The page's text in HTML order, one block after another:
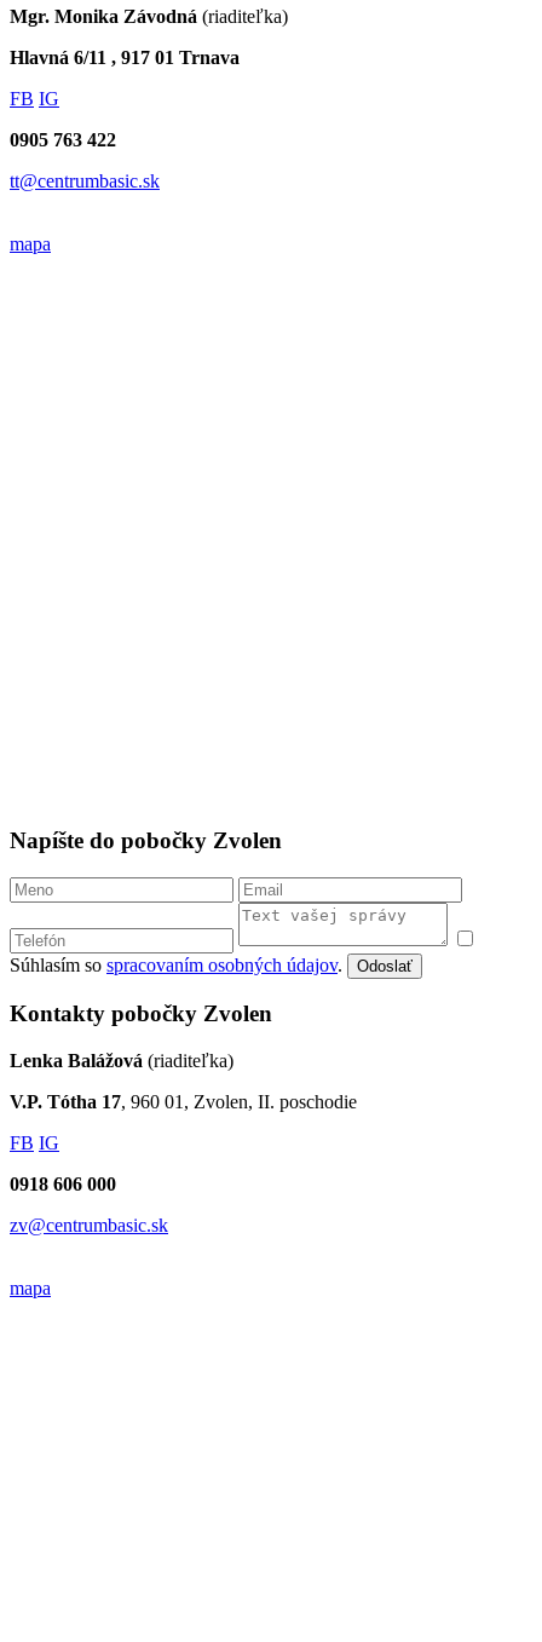
Mgr. Monika Závodná (riaditeľka)
Hlavná 6/11 , 917 01 Trnava
FB IG
0905 763 422
tt@centrumbasic.sk
mapa
Napíšte do pobočky Zvolen
Súhlasím so spracovaním osobných údajov. Odoslať
Kontakty pobočky Zvolen
Lenka Balážová (riaditeľka)
V.P. Tótha 17, 960 01, Zvolen, II. poschodie
FB IG
0918 606 000
zv@centrumbasic.sk
mapa